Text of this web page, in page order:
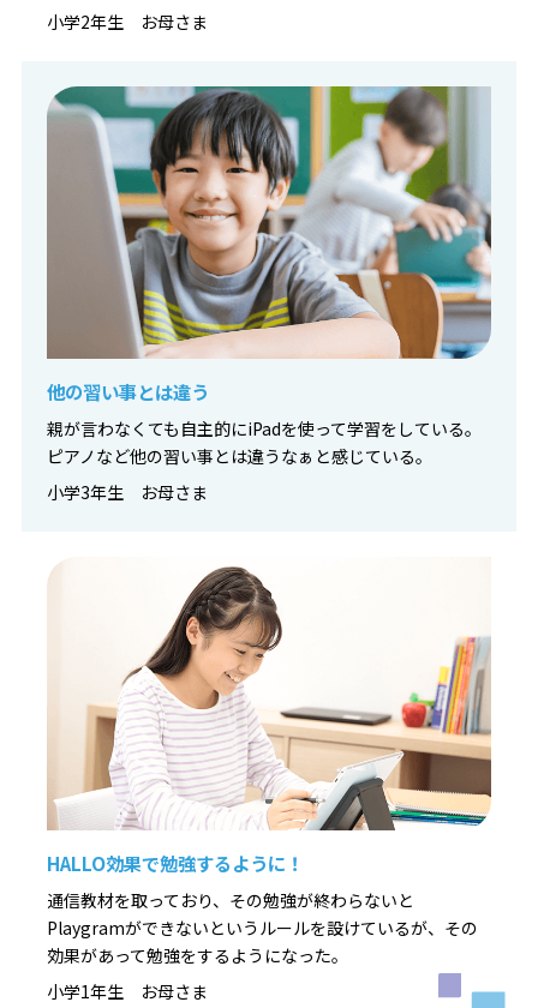
小学2年生 お母さま
他の習い事とは違う
親が言わなくても自主的にiPadを使って学習をしている。
ピアノなど他の習い事とは違うなぁと感じている。
小学3年生 お母さま
HALLO効果で勉強するように！
通信教材を取っており、その勉強が終わらないと
Playgramができないというルールを設けているが、その
効果があって勉強をするようになった。
小学1年生 お母さま